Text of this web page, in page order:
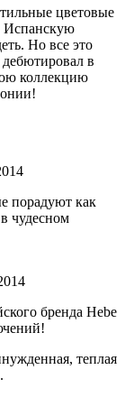
цветовые
Испанскую
Но все это
в
коллекцию
порадуют как
чудесном
бренда Hebe
теплая